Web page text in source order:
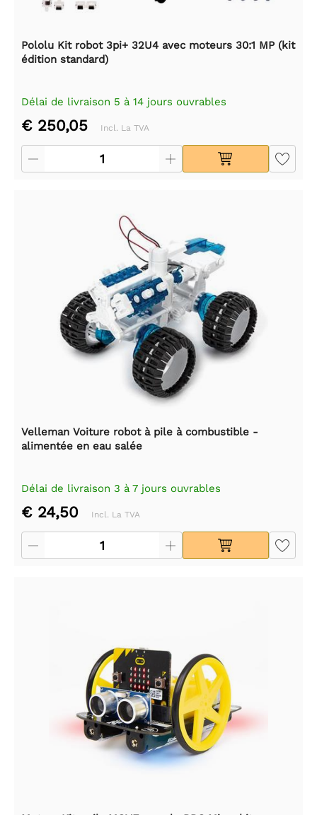
Pololu Kit robot 3pi+ 32U4 avec moteurs 30:1 MP (kit
édition standard)
Délai de livraison 5 à 14 jours ouvrables
€ 250,05 Incl. La TVA
Velleman Voiture robot à pile à combustible -
alimentée en eau salée
Délai de livraison 3 à 7 jours ouvrables
€ 24,50 Incl. La TVA